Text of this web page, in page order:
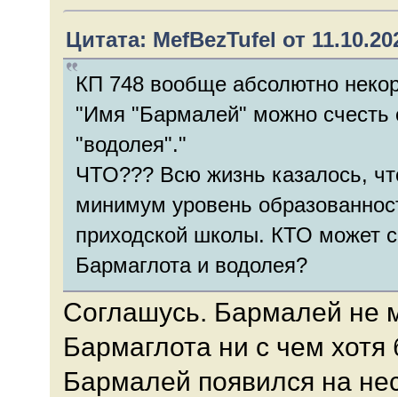
Цитата: MefBezTufel от
КП 748 вообще абсолютно
"Имя "Бармалей" можно счесть
"водолея"."
ЧТО??? Всю жизнь казалось,
минимум уровень
приходской школы. КТО может
Бармаглота и водолея?
Соглашусь. Бармалей не
Бармаглота ни с чем
Бармалей появился на